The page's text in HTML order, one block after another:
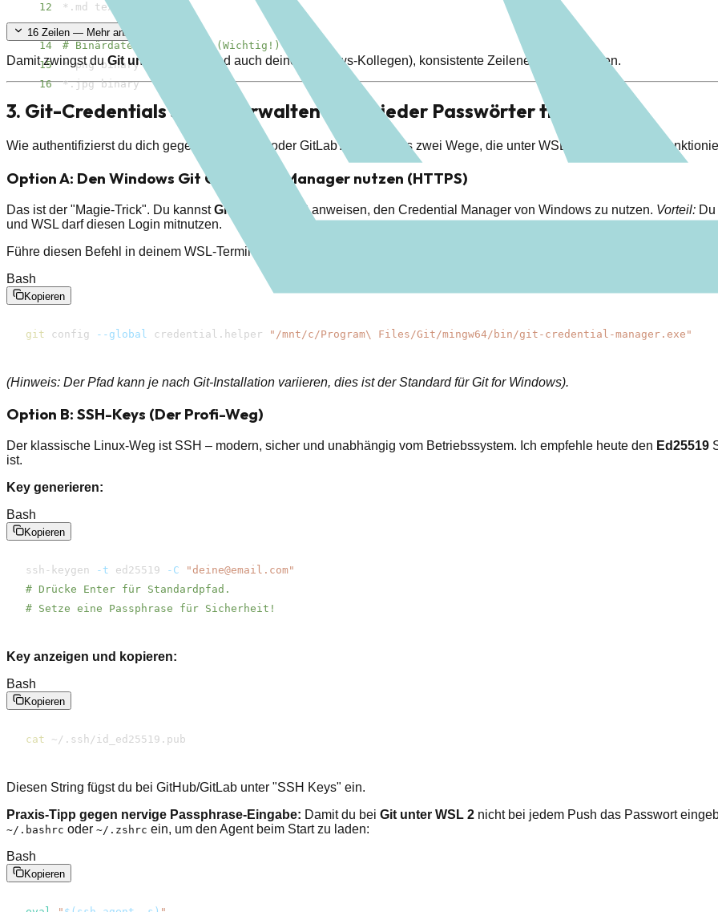
12
*.md text
13
14
# Binärdateien schützen (Wichtig!)
15
16
*.jpg binary
16 Zeilen — Mehr anzeigen
Damit zwingst duGit unter WSL 2 (und auch deine Windows-Kollegen), konsistente Zeilenenden zu nutzen.
3. Git-Credentials sicher verwalten (Nie wieder Passwörter tippen)
Wie authentifizierst du dich gegenüber GitHub oder GitLab? Hier gibt es zwei Wege, die unter WSL 2 besonders gut
Option A: Den Windows Git Credential Manager nutzen (HTTPS)
Das ist der "Magie-Trick". Du kannstGit unter WSL 2anweisen, den Credential Manager von Windows zu nutzen. Vorteil:
und WSL darf diesen Login mitnutzen.
Führe diesen Befehl in deinem WSL-Terminal aus:
Bash
Kopieren
git config --global credential.helper "/​mnt/​c/​Program\ Files/​Git/​mingw64/​bin/​git-credential-manager.exe"
(Hinweis: Der Pfad kann je nach Git-Installation variieren, dies ist der Standard für Git for Windows).
Option B: SSH-Keys (Der Profi-Weg)
Der klassische Linux-Weg ist SSH – modern, sicher und unabhängig vom Betriebssystem. Ich empfehle heute den Ed25519
ist.
Key generieren:
Bash
Kopieren
ssh-keygen -t ed25519 -C
"deine@email.com"
# Drücke Enter für Standardpfad.
# Setze eine Passphrase für Sicherheit!
Key anzeigen und kopieren:
Bash
Kopieren
cat ~/.ssh/​id_ed25519.pub
Diesen String fügst du bei GitHub/GitLab unter "SSH Keys" ein.
Praxis-Tipp gegen nervige Passphrase-Eingabe: Damit du bei Git unter WSL 2 nicht bei jedem Push das Passwort
~/.bashrc oder ~/.zshrc ein, um den Agent beim Start zu laden:
Bash
Kopieren